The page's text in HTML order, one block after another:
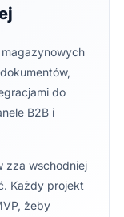
do
B2B i
zza wschodniej
Każdy projekt
żeby